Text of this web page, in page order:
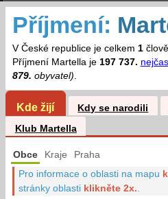
Příjmení:
V České republice je celkem 1
Příjmení Martella je 197 737.
879. obyvatel).
Kde žijí Kdy se narodili
Klub Martella
Obce Kraje Praha
Pro informace o oblasti na mapu
stránky oblasti klikněte 2x.